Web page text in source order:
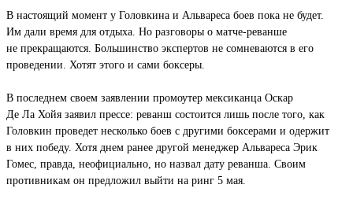
В настоящий момент у Головкина и Альвареса боев пока не будет.
Им дали время для отдыха. Но разговоры о матче-реванше
не прекращаются. Большинство экспертов не сомневаются в его
проведении. Хотят этого и сами боксеры.
В последнем своем заявлении промоутер мексиканца Оскар
Де Ла Хойя заявил прессе: реванш состоится лишь после того, как
Головкин проведет несколько боев с другими боксерами и одержит
в них победу. Хотя днем ранее другой менеджер Альвареса Эрик
Гомес, правда, неофициально, но назвал дату реванша. Своим
противникам он предложил выйти на ринг 5 мая.